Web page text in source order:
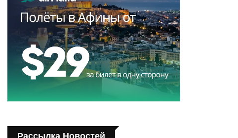
Рассылка Новостей